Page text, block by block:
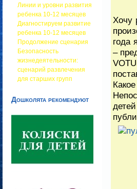
Линии и уровни развития
ребенка 10-12 месяцев
Диагностируем развитие
ребенка 10-12 месяцев
Продолжение сценария
Безопасность
жизнедеятельности:
сценарий развлечения
для старших групп
Дошколята рекомендуют
Хочу
года
–